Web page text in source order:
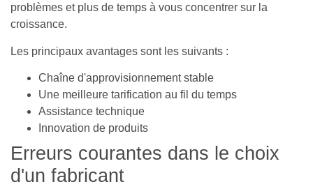
problèmes et plus de temps à vous concentrer sur la
croissance.
Les principaux avantages sont les suivants :
Chaîne d'approvisionnement stable
Une meilleure tarification au fil du temps
Assistance technique
Innovation de produits
Erreurs courantes dans le choix
d'un fabricant